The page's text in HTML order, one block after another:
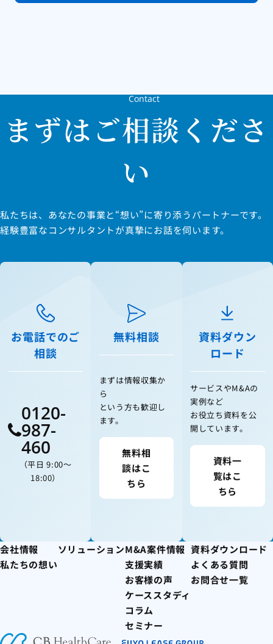
Contact
まずはご相談くださ
い
私たちは、あなたの事業と“想い”に寄り添うパートナーです。
経験豊富なコンサルタントが真摯にお話を伺います。
お電話でのご
相談
0120-
987-
460
（平日 9:00〜
18:00）
無料相談
まずは情報収集か
ら
という方も歓迎し
ます。
無料相
談はこ
ちら
資料ダウン
ロード
サービスやM&Aの
実例など
お役立ち資料を公
開しています。
資料一
覧はこ
ちら
会社情報
私たちの想い
ソリューションM&A案件情報
支援実績
お客様の声
ケーススタディ
コラム
セミナー
資料ダウンロード
よくある質問
お問合せ一覧